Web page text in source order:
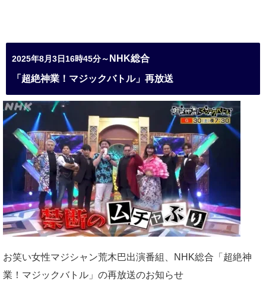
2025年8月3日16時45分～ NHK総合
「超絶神業！マジックバトル」再放送
お笑い女性マジシャン荒木巴出演番組、
NHK総合「超絶神
業！マジックバトル」の再放送のお知らせ